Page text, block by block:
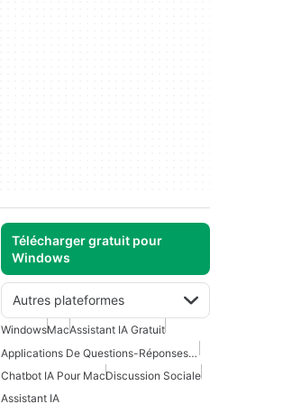
Télécharger gratuit pour
Windows
Autres plateformes
WindowsMacAssistant IA Gratuit
Applications De Questions-Réponses En Intelligence Artificielle
Chatbot IA Pour MacDiscussion Sociale
Assistant IA